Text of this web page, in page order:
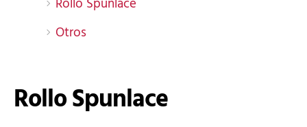
Otros
Rollo Spunlace